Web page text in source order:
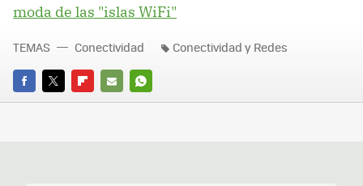
moda de las "islas WiFi"
FACEBOOK
TWITTERFLIPBOARD
E-
WHATSAPP
TEMAS Conectividad Conectividad y Redes